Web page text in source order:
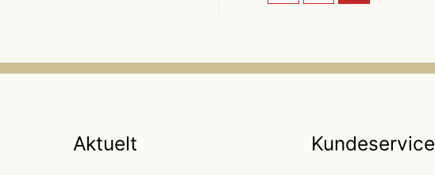
Aktuelt Kundeservice